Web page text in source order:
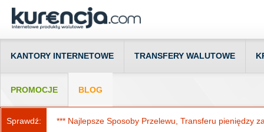
KANTORY INTERNETOWE TRANSFERY WALUTOWE
PROMOCJE BLOG
Sprawdź: *** Najlepsze Sposoby Przelewu, Transferu pieniędzy